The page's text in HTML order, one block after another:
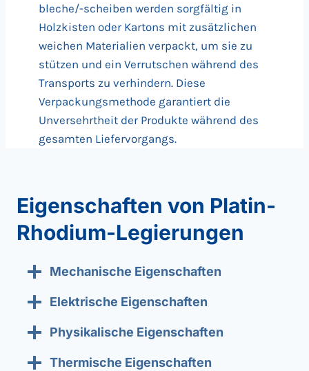
bleche/-scheiben werden sorgfältig in
Holzkisten oder Kartons mit zusätzlichen
weichen Materialien verpackt, um sie zu
stützen und ein Verrutschen während des
Transports zu verhindern. Diese
Verpackungsmethode garantiert die
Unversehrtheit der Produkte während des
gesamten Liefervorgangs.
Eigenschaften von Platin-
Rhodium-Legierungen
Mechanische Eigenschaften
Elektrische Eigenschaften
Physikalische Eigenschaften
Thermische Eigenschaften